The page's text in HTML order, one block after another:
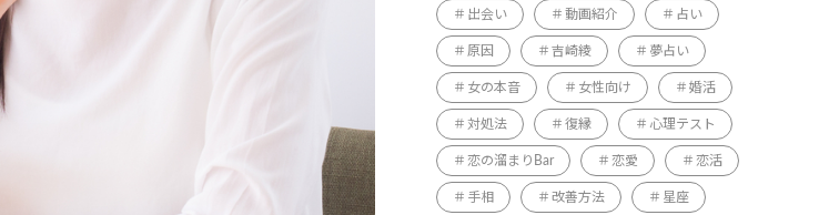
出会い 動画紹介 占い
原因 吉崎綾 夢占い
女の本音 女性向け 婚活
対処法 復縁 心理テスト
恋の溜まりBar 恋愛 恋活
手相 改善方法 星座